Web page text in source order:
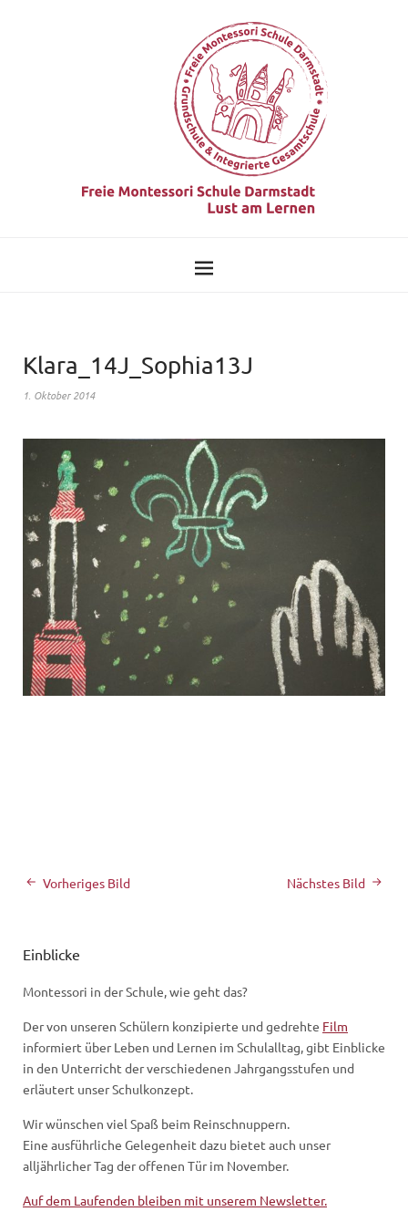
Klara_14J_Sophia13J
1. Oktober 2014
Nächstes Bild
Vorheriges Bild
Einblicke
Montessori in der Schule, wie geht das?
Der von unseren Schülern konzipierte und gedrehte Film
informiert über Leben und Lernen im Schulalltag, gibt Einblicke
in den Unterricht der verschiedenen Jahrgangsstufen und
erläutert unser Schulkonzept.
Wir wünschen viel Spaß beim Reinschnuppern.
Eine ausführliche Gelegenheit dazu bietet auch unser
alljährlicher Tag der offenen Tür im November.
Auf dem Laufenden bleiben mit unserem Newsletter.